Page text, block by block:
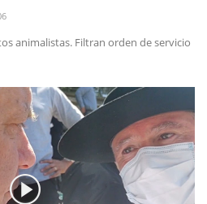
animalistas. Filtran orden de servicio